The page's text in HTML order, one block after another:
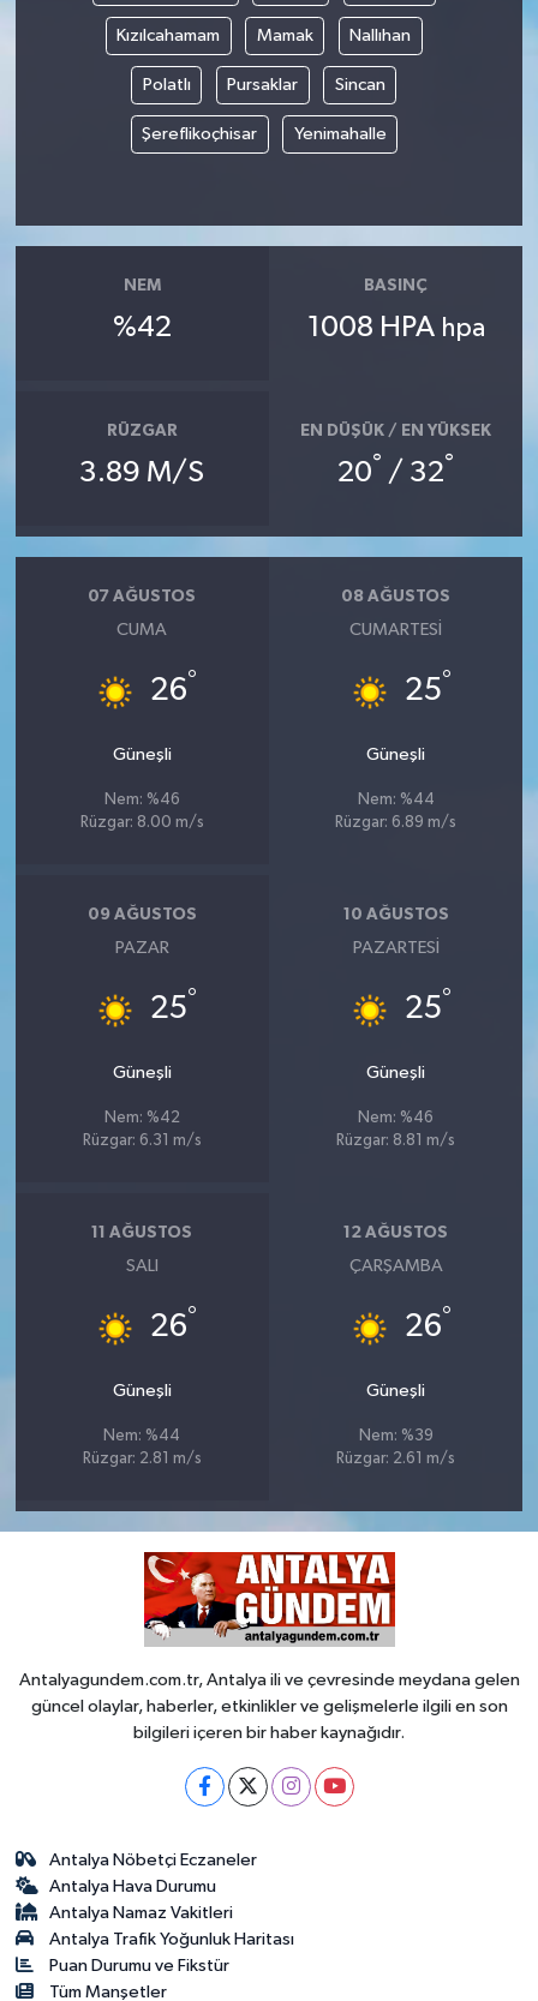
Kızılcahamam Mamak Nallıhan
Polatlı Pursaklar Sincan
Şereflikoçhisar Yenimahalle
NEM
%42
BASINÇ
1008 HPA hpa
RÜZGAR
3.89 M/S
EN DÜŞÜK / EN YÜKSEK
20° / 32°
07 AĞUSTOS
CUMA
26°
Güneşli
Nem: %46
Rüzgar: 8.00 m/s
08 AĞUSTOS
CUMARTESI
25°
Güneşli
Nem: %44
Rüzgar: 6.89 m/s
09 AĞUSTOS
PAZAR
25°
Güneşli
Nem: %42
Rüzgar: 6.31 m/s
10 AĞUSTOS
PAZARTESI
25°
Güneşli
Nem: %46
Rüzgar: 8.81 m/s
11 AĞUSTOS
SALI
26°
Güneşli
Nem: %44
Rüzgar: 2.81 m/s
12 AĞUSTOS
ÇARŞAMBA
26°
Güneşli
Nem: %39
Rüzgar: 2.61 m/s
Antalyagundem.com.tr, Antalya ili ve çevresinde meydana gelen
güncel olaylar, haberler, etkinlikler ve gelişmelerle ilgili en son
bilgileri içeren bir haber kaynağıdır.
Antalya Nöbetçi Eczaneler
Antalya Hava Durumu
Antalya Namaz Vakitleri
Antalya Trafik Yoğunluk Haritası
Puan Durumu ve Fikstür
Tüm Manşetler